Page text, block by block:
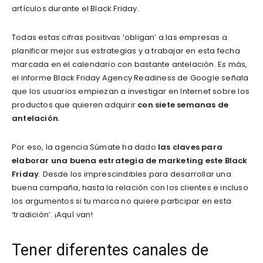
artículos durante el Black Friday.
Todas estas cifras positivas ‘obligan’ a las empresas a
planificar mejor sus estrategias y a trabajar en esta fecha
marcada en el calendario con bastante antelación. Es más,
el informe Black Friday Agency Readiness de Google señala
que los usuarios empiezan a investigar en Internet sobre los
productos que quieren adquirir con siete semanas de
antelación.
Por eso, la agencia Súmate ha dado las claves para
elaborar una buena estrategia de marketing este Black
Friday. Desde los imprescindibles para desarrollar una
buena campaña, hasta la relación con los clientes e incluso
los argumentos si tu marca no quiere participar en esta
‘tradición’. ¡Aquí van!
Tener diferentes canales de